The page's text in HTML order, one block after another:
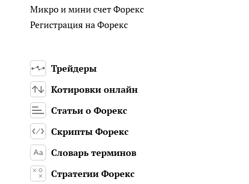
Микро и мини счет Форекс
Регистрация на Форекс
Трейдеры
Котировки онлайн
Статьи о Форекс
Скрипты Форекс
Словарь терминов
Стратегии Форекс